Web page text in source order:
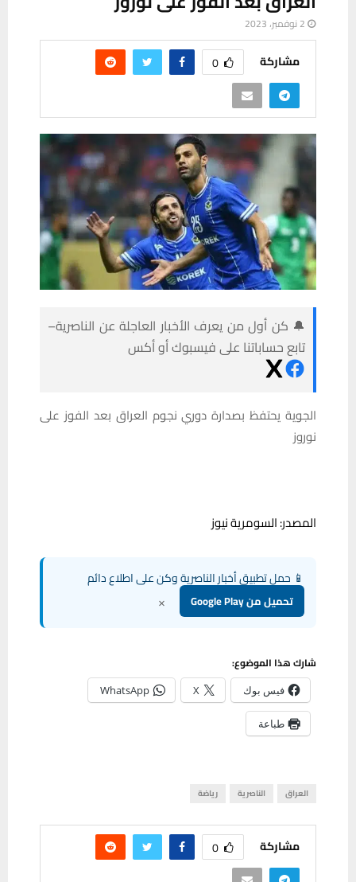
2 نوفمبر، 2023
مشاركة 0
🔔 كن أول من يعرف الأخبار العاجلة عن الناصرية–
تابع حساباتنا على فيسبوك أو أكس
الجوية يحتفظ بصدارة دوري نجوم العراق بعد الفوز على
نوروز
المصدر: السومرية نيوز
📱 حمل تطبيق أخبار الناصرية وكن على اطلاع دائم
تحميل من Google Play ×
شارك هذا الموضوع:
فيس بوك X
WhatsApp
طباعة
العراق الناصرية رياضة
مشاركة 0